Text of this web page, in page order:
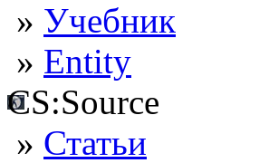
» Учебник
» Entity
CS:Source
» Статьи